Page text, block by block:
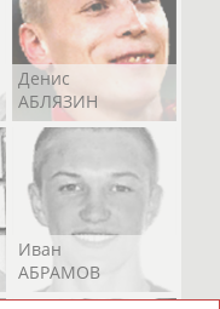
Денис
АБЛЯЗИН
Иван
АБРАМОВ